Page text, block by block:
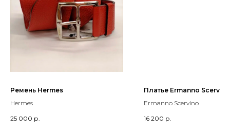
Ремень Hermes
Hermes
25 000 р.
Платье Ermanno Scervino
Ermanno Scervino
16 200 р.